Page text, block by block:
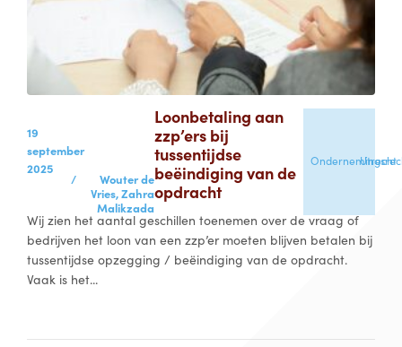
19
september
2025
/
Wouter de
Vries,Zahra
Malikzada
Loonbetaling aan
zzp’ers bij
tussentijdse
beëindiging van de
opdracht
Utrecht
Wij zien het aantal geschillen toenemen over de vraag of
bedrijven het loon van een zzp’er moeten blijven betalen bij
tussentijdse opzegging / beëindiging van de opdracht.
Vaak is het...